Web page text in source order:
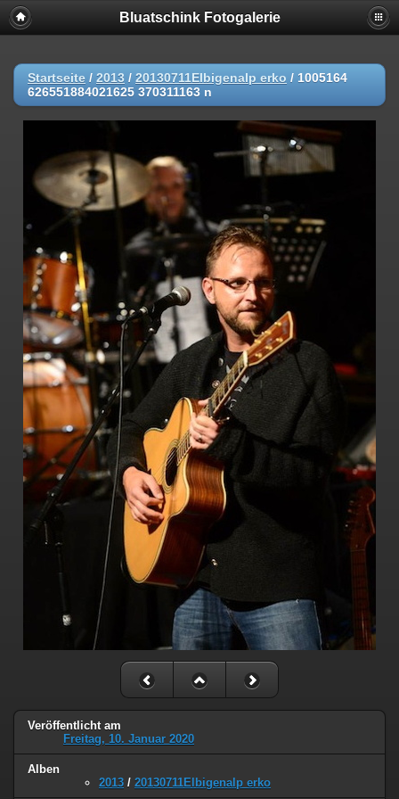
Bluatschink Fotogalerie
Startseite / 2013 / 20130711Elbigenalp erko / 1005164
626551884021625 370311163 n
Veröffentlicht am
Freitag, 10. Januar 2020
Alben
2013 / 20130711Elbigenalp erko